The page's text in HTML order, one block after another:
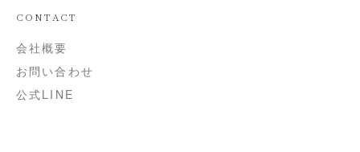
CONTACT
会社概要
お問い合わせ
公式LINE